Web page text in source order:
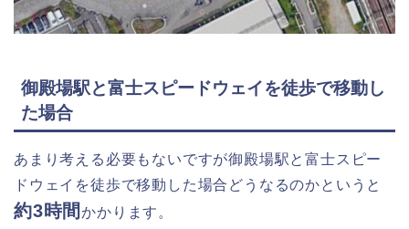
御殿場駅と富士スピードウェイを徒歩で移動し
た場合
あまり考える必要もないですが御殿場駅と富士スピー
ドウェイを徒歩で移動した場合どうなるのかというと
約3時間かかります。